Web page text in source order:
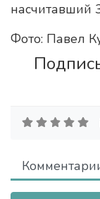
насчитавший
Фото: Павел